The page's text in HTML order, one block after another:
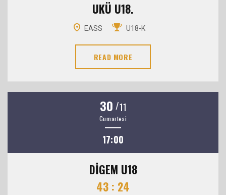
UKÜ U18.
EASS U18-K
READ MORE
30 /11
Cumartesi
17:00
DİGEM U18
43 : 24